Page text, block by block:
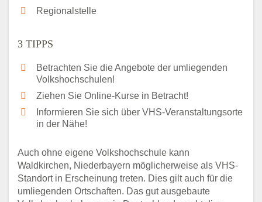
Regionalstelle
3 TIPPS
Betrachten Sie die Angebote der umliegenden
Volkshochschulen!
Ziehen Sie Online-Kurse in Betracht!
Informieren Sie sich über VHS-Veranstaltungsorte
in der Nähe!
Auch ohne eigene Volkshochschule kann
Waldkirchen, Niederbayern möglicherweise als VHS-
Standort in Erscheinung treten. Dies gilt auch für die
umliegenden Ortschaften. Das gut ausgebaute